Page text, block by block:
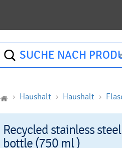
SUCHE NACH
Haushalt Haushalt
Recycled stainless
bottle (750 ml )